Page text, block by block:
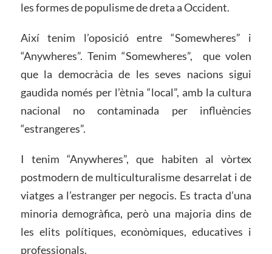
les formes de populisme de dreta a Occident.
Així tenim l’oposició entre “Somewheres” i
“Anywheres”. Tenim “Somewheres”, que volen
que la democràcia de les seves nacions sigui
gaudida només per l’ètnia “local”, amb la cultura
nacional no contaminada per influències
“estrangeres”.
I tenim “Anywheres”, que habiten al vòrtex
postmodern de multiculturalisme desarrelat i de
viatges a l’estranger per negocis. Es tracta d’una
minoria demogràfica, però una majoria dins de
les elits polítiques, econòmiques, educatives i
professionals.